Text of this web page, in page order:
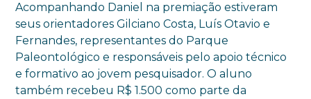
Acompanhando Daniel na premiação estiveram
seus orientadores Gilciano Costa, Luís Otavio e
Fernandes, representantes do Parque
Paleontológico e responsáveis pelo apoio técnico
e formativo ao jovem pesquisador. O aluno
também recebeu R$ 1.500 como parte da